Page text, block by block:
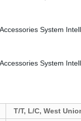
T/T, L/C, West